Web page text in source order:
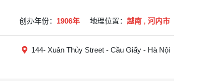
创办年份： 1906年 地理位置： 越南 , 河内市
144- Xuân Thủy Street - Cầu Giấy - Hà Nội